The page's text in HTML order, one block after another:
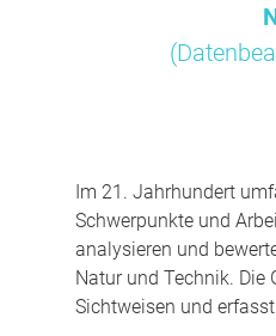
Im 21. Jahrhundert
Schwerpunkte und
analysieren und
Natur und Technik.
Sichtweisen und